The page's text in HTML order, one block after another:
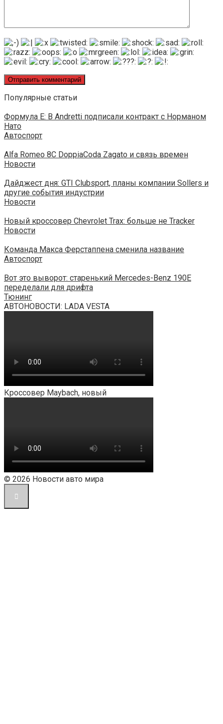
Популярные статьи
Формула E: В Andretti подписали контракт с Норманом
Нато
Автоспорт
Alfa Romeo 8C DoppiaCoda Zagato и связь времен
Новости
Дайджест дня: GTI Clubsport, планы компании Sollers и
другие события индустрии
Новости
Новый кроссовер Chevrolet Trax: больше не Tracker
Новости
Команда Макса Ферстаппена сменила название
Автоспорт
Вот это выворот: старенький Mercedes-Benz 190E
переделали для дрифта
Тюнинг
АВТОНОВОСТИ: LADA VESTA
Кроссовер Maybach, новый
© 2026 Новости авто мира